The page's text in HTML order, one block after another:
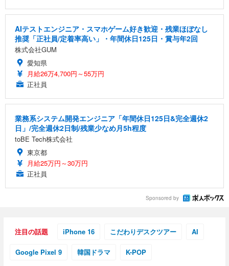
AIテストエンジニア・スマホゲーム好き歓迎・残業ほぼなし
推奨「正社員/定着率高い」・年間休日125日・賞与年2回
株式会社GUM
愛知県
月給26万4,700円～55万円
正社員
業務系システム開発エンジニア「年間休日125日&完全週休2
日」/完全週休2日制/残業少なめ月5h程度
toBE Tech株式会社
東京都
月給25万円～30万円
正社員
Sponsored by
注目の話題 iPhone 16 こだわりデスクツアー AI
Google Pixel 9 韓国ドラマ K-POP